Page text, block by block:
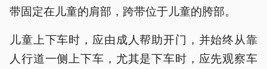
带固定在儿童的肩部，跨带位于儿童的胯部。
儿童上下车时，应由成人帮助开门，并始终从靠
人行道一侧上下车，尤其是下车时，应先观察车